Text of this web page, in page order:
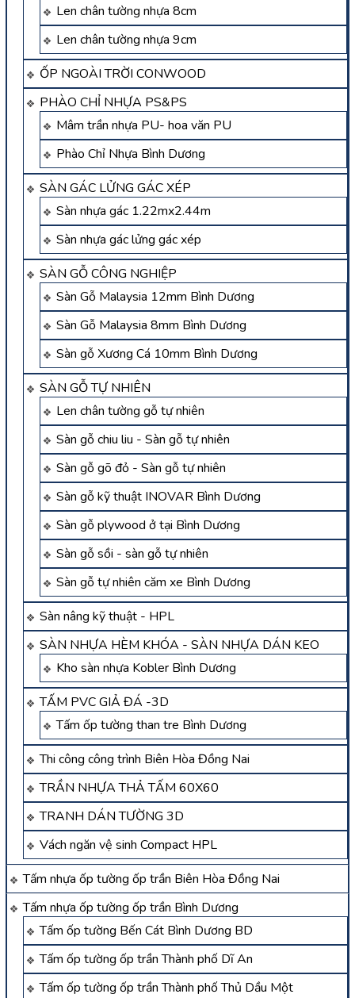
Len chân tường nhựa 8cm
Len chân tường nhựa 9cm
ỐP NGOÀI TRỜI CONWOOD
PHÀO CHỈ NHỰA PS&PS
Mâm trần nhựa PU- hoa văn PU
Phào Chỉ Nhựa Bình Dương
SÀN GÁC LỬNG GÁC XÉP
Sàn nhựa gác 1.22mx2.44m
Sàn nhựa gác lửng gác xép
SÀN GỖ CÔNG NGHIỆP
Sàn Gỗ Malaysia 12mm Bình Dương
Sàn Gỗ Malaysia 8mm Bình Dương
Sàn gỗ Xương Cá 10mm Bình Dương
SÀN GỖ TỰ NHIÊN
Len chân tường gỗ tự nhiên
Sàn gỗ chiu liu - Sàn gỗ tự nhiên
Sàn gỗ gõ đỏ - Sàn gỗ tự nhiên
Sàn gỗ kỹ thuật INOVAR Bình Dương
Sàn gỗ plywood ở tại Bình Dương
Sàn gỗ sồi - sàn gỗ tự nhiên
Sàn gỗ tự nhiên căm xe Bình Dương
Sàn nâng kỹ thuật - HPL
SÀN NHỰA HÈM KHÓA - SÀN NHỰA DÁN KEO
Kho sàn nhựa Kobler Bình Dương
TẤM PVC GIẢ ĐÁ -3D
Tấm ốp tường than tre Bình Dương
Thi công công trình Biên Hòa Đồng Nai
TRẦN NHỰA THẢ TẤM 60X60
TRANH DÁN TƯỜNG 3D
Vách ngăn vệ sinh Compact HPL
Tấm nhựa ốp tường ốp trần Biên Hòa Đồng Nai
Tấm nhựa ốp tường ốp trần Bình Dương
Tấm ốp tường Bến Cát Bình Dương BD
Tấm ốp tường ốp trần Thành phố Dĩ An
Tấm ốp tường ốp trần Thành phố Thủ Dầu Một